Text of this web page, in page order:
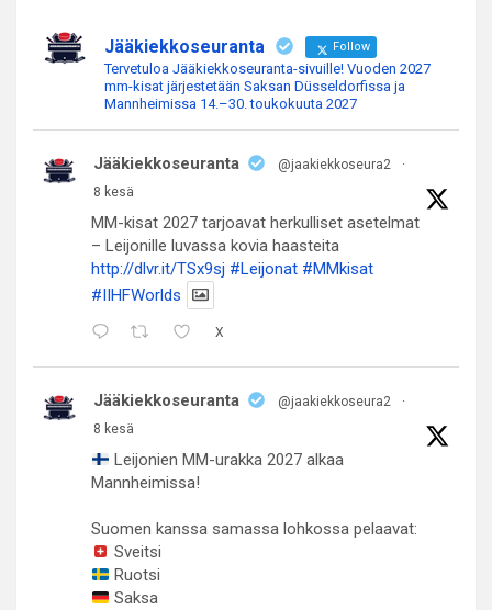
Jääkiekkoseuranta Follow
Tervetuloa Jääkiekkoseuranta-sivuille! Vuoden 2027
mm-kisat järjestetään Saksan Düsseldorfissa ja
Mannheimissa 14.–30. toukokuuta 2027
Jääkiekkoseuranta @jaakiekkoseura2
·
8 kesä
MM-kisat 2027 tarjoavat herkulliset asetelmat
– Leijonille luvassa kovia haasteita
http://dlvr.it/TSx9sj #Leijonat #MMkisat
#IIHFWorlds
X
Jääkiekkoseuranta @jaakiekkoseura2
·
8 kesä
Leijonien MM-urakka 2027 alkaa
Mannheimissa!
Suomen kanssa samassa lohkossa pelaavat:
Sveitsi
Ruotsi
Saksa